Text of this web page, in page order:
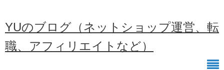
YUのブログ（ネットショップ運営、転
職、アフィリエイトなど）